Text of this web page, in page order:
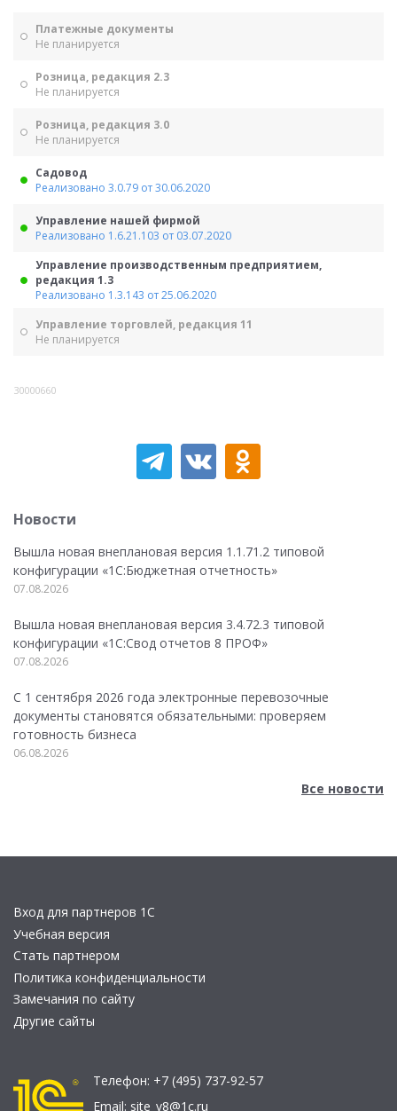
Платежные документы
Не планируется
Розница, редакция 2.3
Не планируется
Розница, редакция 3.0
Не планируется
Садовод
Реализовано 3.0.79 от 30.06.2020
Управление нашей фирмой
Реализовано 1.6.21.103 от 03.07.2020
Управление производственным предприятием,
редакция 1.3
Реализовано 1.3.143 от 25.06.2020
Управление торговлей, редакция 11
Не планируется
30000660
Новости
Вышла новая внеплановая версия 1.1.71.2 типовой
конфигурации «1C:Бюджетная отчетность»
07.08.2026
Вышла новая внеплановая версия 3.4.72.3 типовой
конфигурации «1C:Свод отчетов 8 ПРОФ»
07.08.2026
С 1 сентября 2026 года электронные перевозочные
документы становятся обязательными: проверяем
готовность бизнеса
06.08.2026
Все новости
Вход для партнеров 1С
Учебная версия
Стать партнером
Политика конфиденциальности
Замечания по сайту
Другие сайты
Телефон: +7 (495) 737-92-57
Email: site_v8@1c.ru